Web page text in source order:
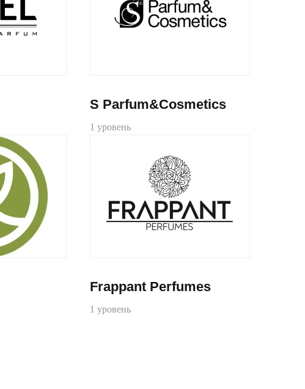
S Parfum&Cosmetics
1 уровень
Frappant Perfumes
1 уровень